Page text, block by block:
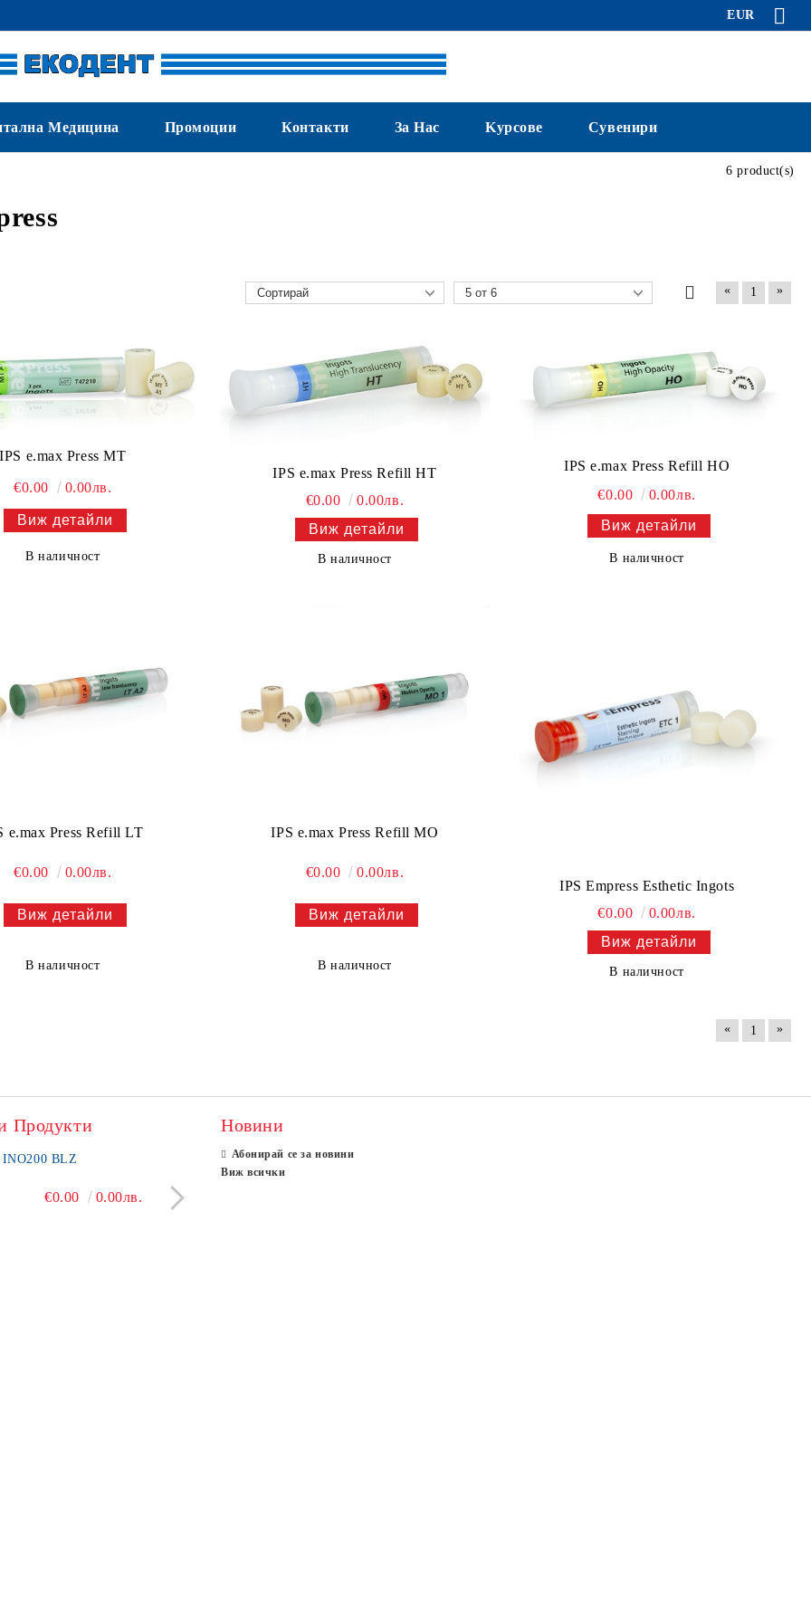
EUR
Медицина Промоции Контакти За Нас Kурсове Сувенири
6 product(s)
« 1 »
IPS e.max Press MT
€0.00 0.00лв.
Виж детайли
В наличност
IPS e.max Press Refill HT
€0.00
0.00лв.
Виж детайли
В наличност
IPS e.max Press Refill HO
€0.00
0.00лв.
Виж детайли
В наличност
e.max Press Refill LT
€0.00 0.00лв.
Виж детайли
В наличност
IPS e.max Press Refill MO
€0.00 0.00лв.
Виж детайли
В наличност
IPS Empress Esthetic Ingots
€0.00
0.00лв.
Виж детайли
В наличност
« 1 »
Продукти
INO200 BLZ
€0.00 0.00лв.
BLZ LS100
Новини
Абонирай се за новини
Виж всички